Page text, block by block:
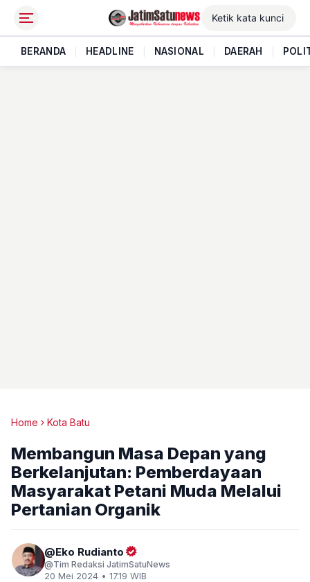
BERANDA HEADLINE NASIONAL DAERAH
Home Kota Batu
Membangun Masa Depan yang
Berkelanjutan: Pemberdayaan
Masyarakat Petani Muda Melalui
Pertanian Organik
Eko Rudianto
Tim Redaksi JatimSatuNews
20 Mei 2024 • 17.19 WIB